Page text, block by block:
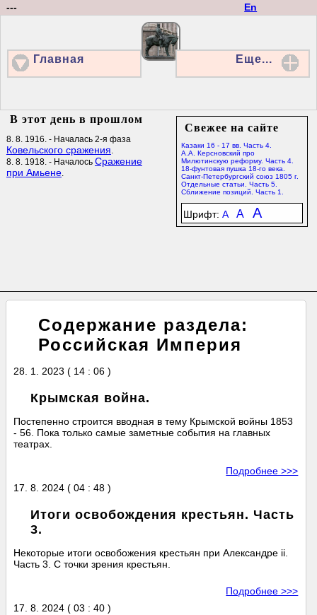
En
---
Главная Еще...
Свежее на сайте
Казаки 16 - 17 вв. Часть 4.
А.А. Керсновский про
Милютинскую реформу. Часть 4.
18-фунтовая пушка 18-го века.
Санкт-Петербургский союз 1805 г.
Отдельные статьи. Часть 5.
Сближение позиций. Часть 1.
Шрифт: A A A
В этот день в прошлом
8. 8. 1916. - Началась 2-я фаза
Ковельского сражения.
8. 8. 1918. - Началось Сражение
при Амьене.
Содержание раздела:
Российская Империя
28. 1. 2023 ( 14 : 06 )
Крымская война.
Постепенно строится вводная в тему Крымской войны 1853
- 56. Пока только самые заметные события на главных
театрах.
Подробнее >>>
17. 8. 2024 ( 04 : 48 )
Итоги освобождения крестьян. Часть
3.
Некоторые итоги освобожения крестьян при Александре ii.
Часть 3. С точки зрения крестьян.
Подробнее >>>
17. 8. 2024 ( 03 : 40 )